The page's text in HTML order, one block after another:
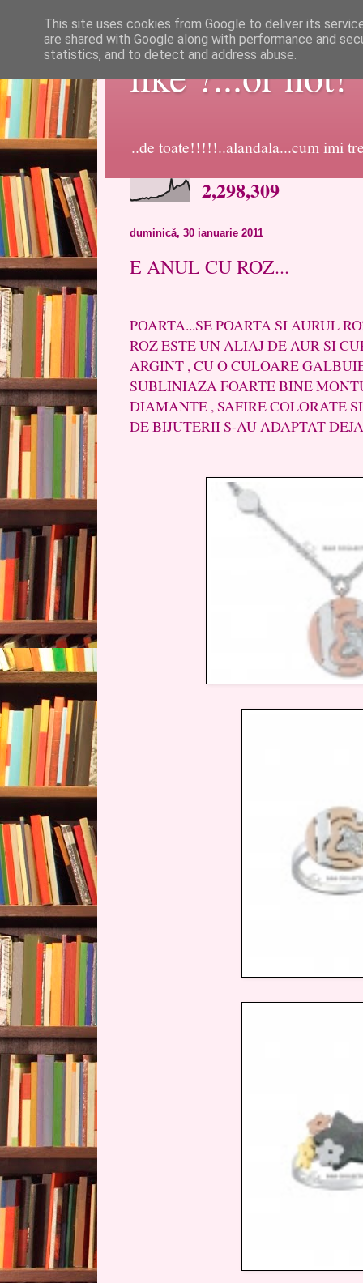
like ?...or not!
..de toate!!!!!..alandala...cum imi
2,298,309
duminică, 30 ianuarie 2011
E ANUL CU ROZ...
POARTA...SE POARTA SI AURUL
ROZ ESTE UN ALIAJ DE AUR SI
ARGINT , CU O CULOARE
SUBLINIAZA FOARTE BINE
DIAMANTE , SAFIRE COLORATE
DE BIJUTERII S-AU ADAPTAT
This site uses cookies from Google to deliver its
are shared with Google along with performance and
statistics, and to detect and address abuse.